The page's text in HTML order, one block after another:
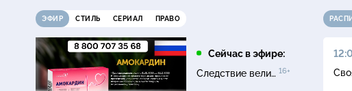
ЭФИР СТИЛЬ СЕРИАЛ ПРАВО
Сейчас в эфире:
Следствие вели… 16+
10:00
НашПотребНадзор16+
11:00
Однажды…16+